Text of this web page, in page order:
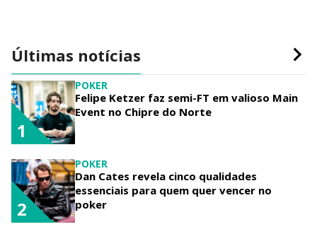
Últimas notícias
POKER
Felipe Ketzer faz semi-FT em valioso Main
Event no Chipre do Norte
1
POKER
Dan Cates revela cinco qualidades
essenciais para quem quer vencer no
poker
2